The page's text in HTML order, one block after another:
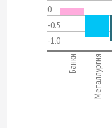
0
-0.5
-1.0
Банки Металлургия